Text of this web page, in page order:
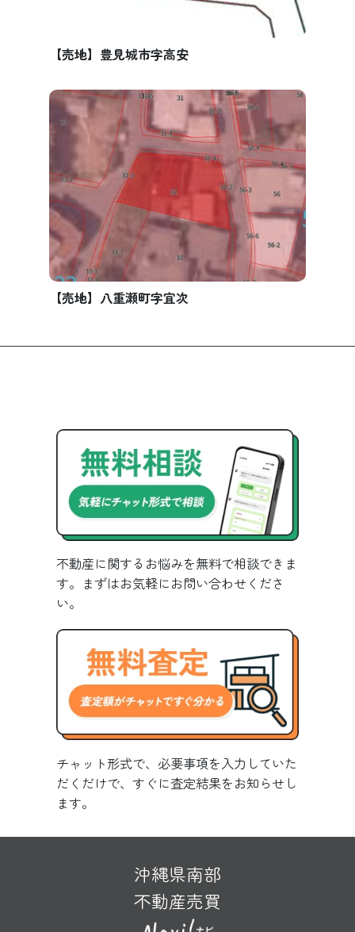
【売地】豊見城市字高安
【売地】八重瀬町字宜次
不動産に関するお悩みを無料で相談できま
す。まずはお気軽にお問い合わせくださ
い。
チャット形式で、必要事項を入力していた
だくだけで、すぐに査定結果をお知らせし
ます。
沖縄県南部
不動産売買